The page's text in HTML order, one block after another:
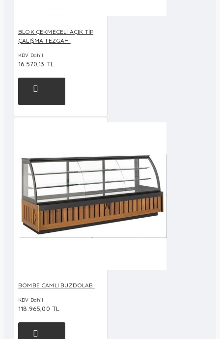
BLOK ÇEKMECELİ AÇIK TİP
ÇALIŞMA TEZGAHI
KDV Dahil
16.570,13 TL
BOMBE CAMLI BUZDOLABI
KDV Dahil
118.965,00 TL